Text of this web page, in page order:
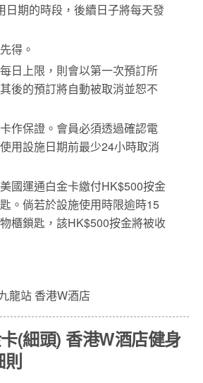
日期的時段，後續日子將每天發
得。
日上限，則會以第一次預訂所
後的預訂將自動被取消並恕不
作保證。會員必須透過確認電
用設施日期前最少24小時取消
國運通白金卡繳付HK$500按金
。倘若於設施使用時限逾時15
櫃鎖匙，該HK$500按金將被收
龍站 香港W酒店
(細頭) 香港W酒店健身
則